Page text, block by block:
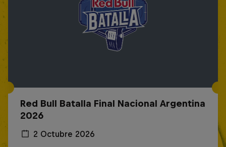
Red Bull Batalla Final Nacional Argentina
2026
2 Octubre 2026